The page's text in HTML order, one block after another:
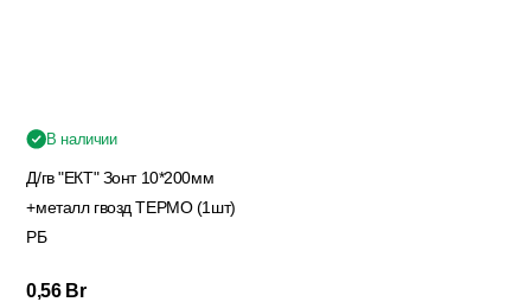
Строительный инструмент
В наличии
Д/гв "ЕКТ" Зонт 10*200мм
+металл гвозд ТЕРМО (1шт)
РБ
0,56 Br